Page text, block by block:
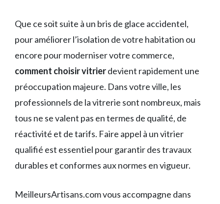
Que ce soit suite à un bris de glace accidentel,
pour améliorer l’isolation de votre habitation ou
encore pour moderniser votre commerce,
comment choisir vitrierdevient rapidement une
préoccupation majeure. Dans votre ville, les
professionnels de la vitrerie sont nombreux, mais
tous ne se valent pas en termes de qualité, de
réactivité et de tarifs. Faire appel à un vitrier
qualifié est essentiel pour garantir des travaux
durables et conformes aux normes en vigueur.
MeilleursArtisans.com vous accompagne dans